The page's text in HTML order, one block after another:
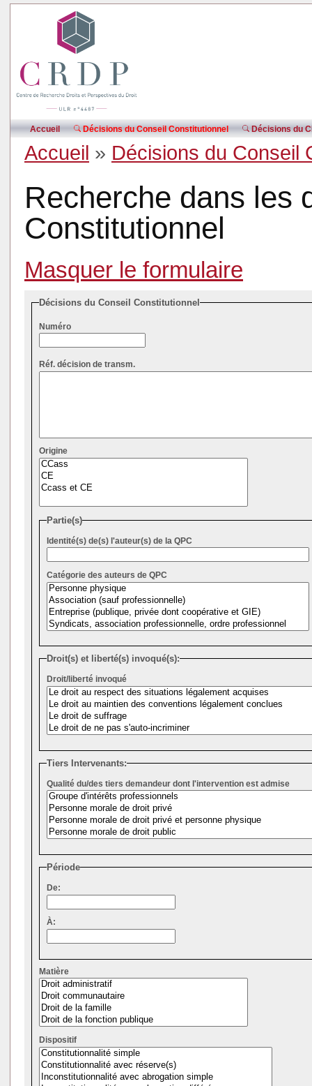
Accueil Décisions du Conseil Constitutionnel Décisions du
Accueil » Décisions du Conseil
Recherche dans les
Constitutionnel
Masquer le formulaire
Décisions du Conseil Constitutionnel
Numéro
Réf. décision de transm.
Origine
Partie(s)
Identité(s) de(s) l'auteur(s) de la QPC
Catégorie des auteurs de QPC
Droit(s) et liberté(s) invoqué(s):
Droit/liberté invoqué
Tiers Intervenants:
Qualité du/des tiers demandeur dont l'intervention est admise
Période
De:
À:
Matière
Dispositif